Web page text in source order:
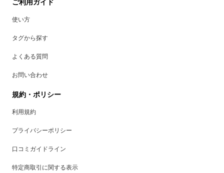
ご利用ガイド
使い方
タグから探す
よくある質問
お問い合わせ
規約・ポリシー
利用規約
プライバシーポリシー
口コミガイドライン
特定商取引に関する表示